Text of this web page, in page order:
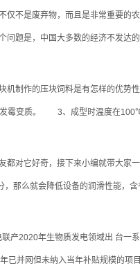
是废弃物，而且是非常重要的农
题是，中国大多数的经济不发达
制作的压块饲料是有怎样的优
发霉变质。 3、成型时温度在
对它好奇，接下来小编就带大家
那么就会降低设备的润滑性能，
产2020年生物质发电领域出 台一
已并网但未纳入当年补贴规模的项